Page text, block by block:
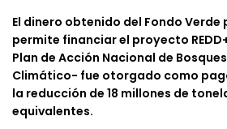
El dinero obtenido del Fondo Verde
permite financiar el proyecto
Plan de Acción Nacional de
Climático- fue otorgado como
la reducción de 18 millones de
equivalentes.